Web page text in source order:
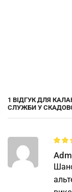
1 ВІДГУК ДЛЯ
СЛУЖБИ У